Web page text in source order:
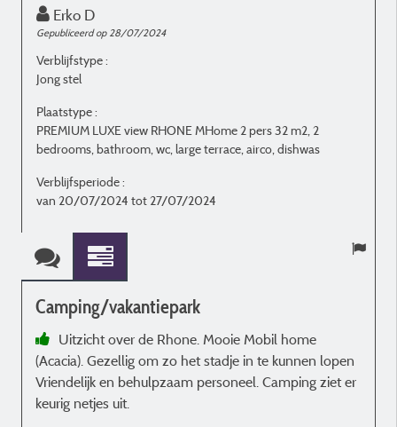
Erko D
Gepubliceerd op 28/07/2024
Verblijfstype :
Jong stel
Plaatstype :
PREMIUM LUXE view RHONE MHome 2 pers 32 m2, 2
bedrooms, bathroom, wc, large terrace, airco, dishwas
Verblijfsperiode :
van 20/07/2024 tot 27/07/2024
Camping/vakantiepark
Uitzicht over de Rhone. Mooie Mobil home
(Acacia). Gezellig om zo het stadje in te kunnen lopen
Vriendelijk en behulpzaam personeel. Camping ziet er
keurig netjes uit.